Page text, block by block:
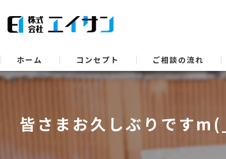
ホーム コンセプト ご相談の流れ
皆さまお久しぶりです